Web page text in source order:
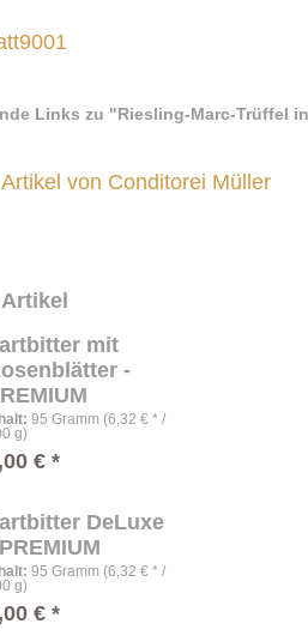
Links zu "Riesling-Marc-Trüffel
von Conditorei Müller
mit
-
: 95 Gramm (6,32 € * /
g)
€ *
DeLuxe
: 95 Gramm (6,32 € * /
g)
€ *